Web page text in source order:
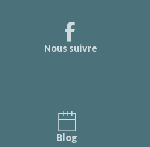
Nous suivre
Blog